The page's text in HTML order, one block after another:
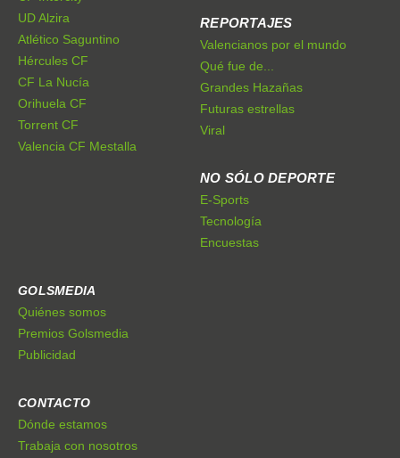
UD Alzira
Atlético Saguntino
Hércules CF
CF La Nucía
Orihuela CF
Torrent CF
Valencia CF Mestalla
REPORTAJES
Valencianos por el mundo
Qué fue de...
Grandes Hazañas
Futuras estrellas
Viral
NO SÓLO DEPORTE
E-Sports
Tecnología
Encuestas
GOLSMEDIA
Quiénes somos
Premios Golsmedia
Publicidad
CONTACTO
Dónde estamos
Trabaja con nosotros